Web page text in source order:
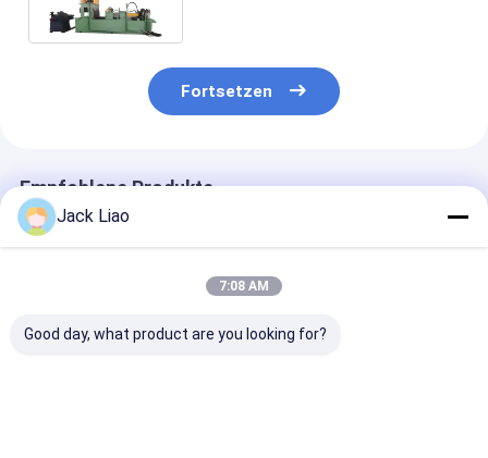
Fortsetzen
Empfohlene Produkte
Jack Liao
7:08 AM
Good day, what product are you looking for?